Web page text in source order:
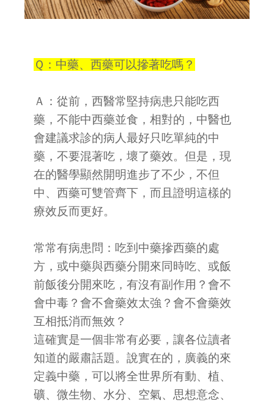
Ｑ：中藥、西藥可以摻著吃嗎？
Ａ：從前，西醫常堅持病患只能吃西
藥，不能中西藥並食，相對的，中醫也
會建議求診的病人最好只吃單純的中
藥，不要混著吃，壞了藥效。但是，現
在的醫學顯然開明進步了不少，不但
中、西藥可雙管齊下，而且證明這樣的
療效反而更好。
常常有病患問：吃到中藥摻西藥的處
方，或中藥與西藥分開來同時吃、或飯
前飯後分開來吃，有沒有副作用？會不
會中毒？會不會藥效太強？會不會藥效
互相抵消而無效？
這確實是一個非常有必要，讓各位讀者
知道的嚴肅話題。說實在的，廣義的來
定義中藥，可以將全世界所有動、植、
礦、微生物、水分、空氣、思想意念、